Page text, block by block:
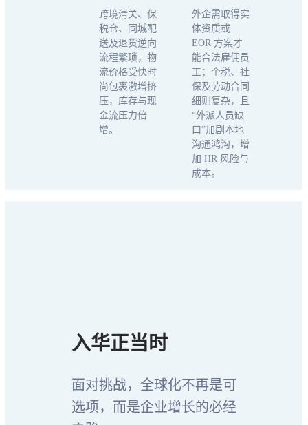
跨境清关、保
税仓、同城配
送及退货逆向
流程繁琐，物
流价格受快时
尚包裹激增挤
压，库存与现
金流压力倍
增。
外企需取得实
体资质或
EOR 方案才
能合法雇佣员
工；个税、社
保及劳动合同
细则复杂，且
“外派人员缺
口”加剧本地
沟通鸿沟，增
加 HR 风险与
成本。
入华正当时
面对挑战，全球化不再是可
选项，而是企业增长的必经